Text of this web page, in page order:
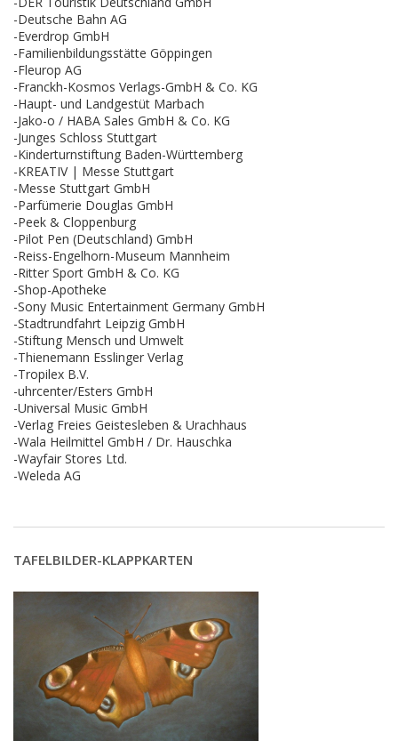
-Deutsche Bahn AG
-Everdrop GmbH
-Familienbildungsstätte Göppingen
-Fleurop AG
-Franckh-Kosmos Verlags-GmbH & Co. KG
-Haupt- und Landgestüt Marbach
-Jako-o / HABA Sales GmbH & Co. KG
-Junges Schloss Stuttgart
-Kinderturnstiftung Baden-Württemberg
-KREATIV | Messe Stuttgart
-Messe Stuttgart GmbH
-Parfümerie Douglas GmbH
-Peek & Cloppenburg
-Pilot Pen (Deutschland) GmbH
-Reiss-Engelhorn-Museum Mannheim
-Ritter Sport GmbH & Co. KG
-Shop-Apotheke
-Sony Music Entertainment Germany GmbH
-Stadtrundfahrt Leipzig GmbH
-Stiftung Mensch und Umwelt
-Thienemann Esslinger Verlag
-Tropilex B.V.
-uhrcenter/Esters GmbH
-Universal Music GmbH
-Verlag Freies Geistesleben & Urachhaus
-Wala Heilmittel GmbH / Dr. Hauschka
-Wayfair Stores Ltd.
-Weleda AG
TAFELBILDER-KLAPPKARTEN